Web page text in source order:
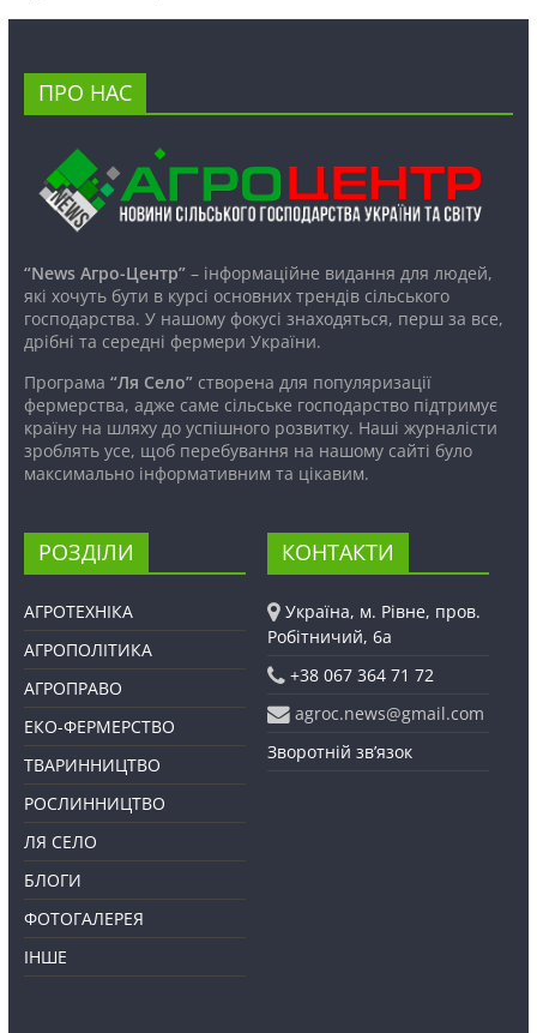
ПРО НАС
“News Агро-Центр”– інформаційне видання для людей,
які хочуть бути в курсі основних трендів сільського
господарства. У нашому фокусі знаходяться, перш за все,
дрібні та середні фермери України.
Програма “Ля Село”створена для популяризації
фермерства, адже саме сільське господарство підтримує
країну на шляху до успішного розвитку. Наші журналісти
зроблять усе, щоб перебування на нашому сайті було
максимально інформативним та цікавим.
РОЗДІЛИ
АГРОТЕХНІКА
АГРОПОЛІТИКА
АГРОПРАВО
ЕКО-ФЕРМЕРСТВО
ТВАРИННИЦТВО
РОСЛИННИЦТВО
ЛЯ СЕЛО
БЛОГИ
ФОТОГАЛЕРЕЯ
ІНШЕ
КОНТАКТИ
Україна, м. Рівне, пров.
Робітничий, 6а
+38 067 364 71 72
agroc.news@gmail.com
Зворотній зв’язок